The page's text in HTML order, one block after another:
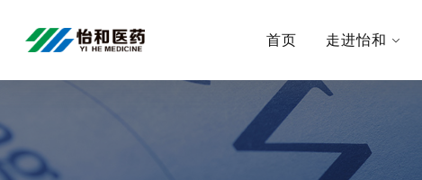
首页 走进怡和